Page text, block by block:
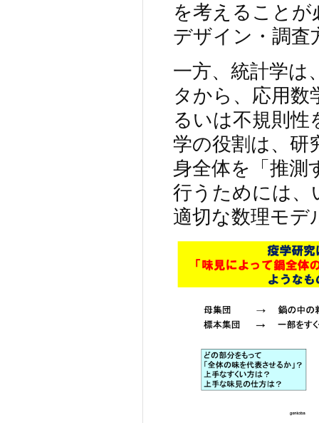
を考えることが
デザイン・調査
一方、統計学は
タから、応用数
るいは不規則性
学の役割は、研
身全体を「推測
行うためには、
適切な数理モデ